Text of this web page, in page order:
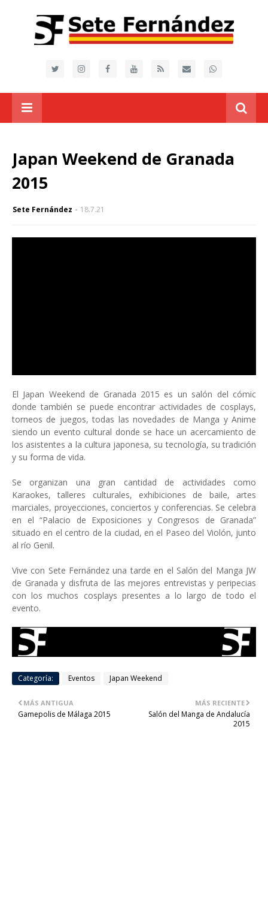
Japan Weekend de Granada
2015
Sete Fernández 18.7.21
El Japan Weekend de Granada 2015 es un salón del cómic
donde también se puede encontrar actividades de cosplays,
torneos de juegos, todas las novedades de Manga y Anime
siendo un evento cultural donde se hace un acercamiento de
los asistentes a la cultura japonesa, su tecnología, su tradición
y su forma de vida.
Se organizan una gran cantidad de actividades como
Karaokes, talleres culturales, exhibiciones de baile, artes
marciales, proyecciones, conciertos y conferencias. Se celebra
en el “Palacio de Exposiciones y Congresos de Granada”
situado en el centro de la ciudad, en el Paseo del Violón, junto
al río Genil.
Vive con Sete Fernández una tarde en el Salón del Manga JW
de Granada y disfruta de las mejores entrevistas y peripecias
con los muchos cosplays presentes a lo largo de todo el
evento.
Categoría: Eventos Japan Weekend
MÁS RECIENTE
Salón del Manga de Andalucía
2015
MÁS ANTIGUA
Gamepolis de Málaga 2015